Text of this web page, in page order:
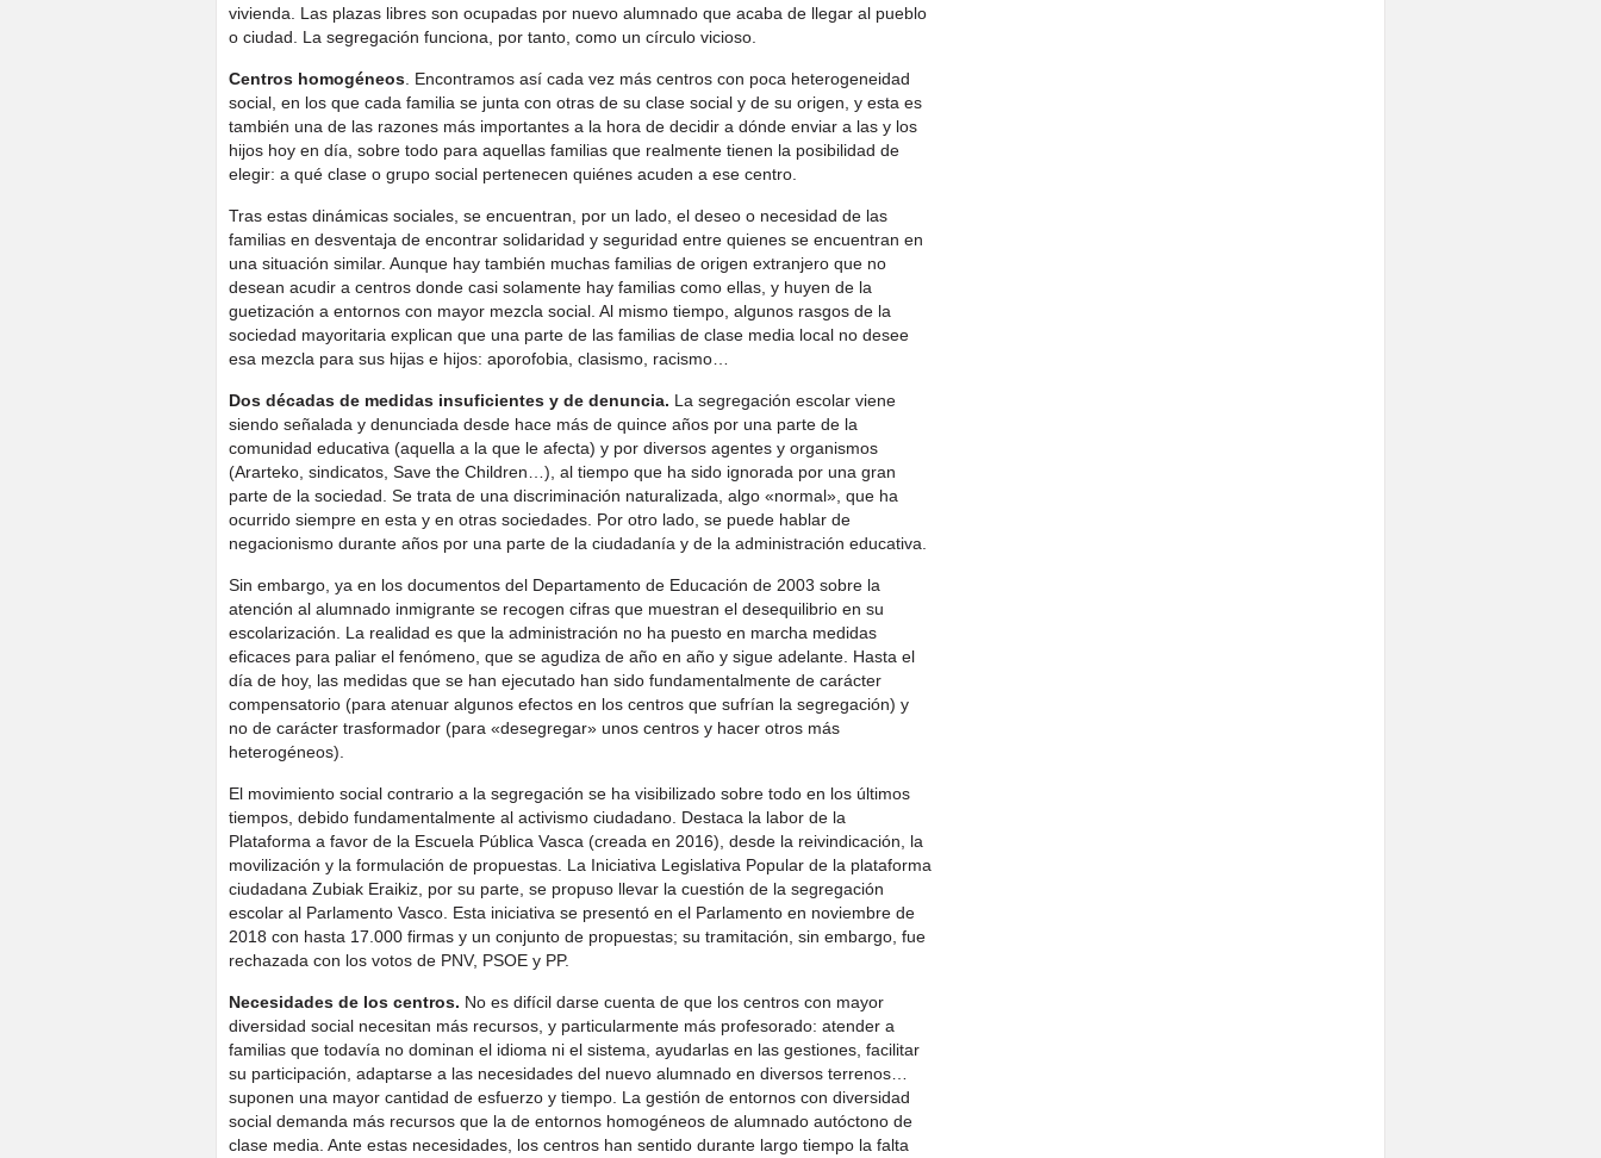
vivienda. Las plazas libres son ocupadas por nuevo alumnado que acaba de llegar al pueblo
o ciudad. La segregación funciona, por tanto, como un círculo vicioso.
Centros homogéneos . Encontramos así cada vez más centros con poca heterogeneidad
social, en los que cada familia se junta con otras de su clase social y de su origen, y esta es
también una de las razones más importantes a la hora de decidir a dónde enviar a las y los
hijos hoy en día, sobre todo para aquellas familias que realmente tienen la posibilidad de
elegir: a qué clase o grupo social pertenecen quiénes acuden a ese centro.
Tras estas dinámicas sociales, se encuentran, por un lado, el deseo o necesidad de las
familias en desventaja de encontrar solidaridad y seguridad entre quienes se encuentran en
una situación similar. Aunque hay también muchas familias de origen extranjero que no
desean acudir a centros donde casi solamente hay familias como ellas, y huyen de la
guetización a entornos con mayor mezcla social. Al mismo tiempo, algunos rasgos de la
sociedad mayoritaria explican que una parte de las familias de clase media local no desee
esa mezcla para sus hijas e hijos: aporofobia, clasismo, racismo…
Dos décadas de medidas insuficientes y de denuncia. La segregación escolar viene
siendo señalada y denunciada desde hace más de quince años por una parte de la
comunidad educativa (aquella a la que le afecta) y por diversos agentes y organismos
(Ararteko, sindicatos, Save the Children…), al tiempo que ha sido ignorada por una gran
parte de la sociedad. Se trata de una discriminación naturalizada, algo «normal», que ha
ocurrido siempre en esta y en otras sociedades. Por otro lado, se puede hablar de
negacionismo durante años por una parte de la ciudadanía y de la administración educativa.
Sin embargo, ya en los documentos del Departamento de Educación de 2003 sobre la
atención al alumnado inmigrante se recogen cifras que muestran el desequilibrio en su
escolarización. La realidad es que la administración no ha puesto en marcha medidas
eficaces para paliar el fenómeno, que se agudiza de año en año y sigue adelante. Hasta el
día de hoy, las medidas que se han ejecutado han sido fundamentalmente de carácter
compensatorio (para atenuar algunos efectos en los centros que sufrían la segregación) y
no de carácter trasformador (para «desegregar» unos centros y hacer otros más
heterogéneos).
El movimiento social contrario a la segregación se ha visibilizado sobre todo en los últimos
tiempos, debido fundamentalmente al activismo ciudadano. Destaca la labor de la
Plataforma a favor de la Escuela Pública Vasca (creada en 2016), desde la reivindicación, la
movilización y la formulación de propuestas. La Iniciativa Legislativa Popular de la plataforma
ciudadana Zubiak Eraikiz, por su parte, se propuso llevar la cuestión de la segregación
escolar al Parlamento Vasco. Esta iniciativa se presentó en el Parlamento en noviembre de
2018 con hasta 17.000 firmas y un conjunto de propuestas; su tramitación, sin embargo, fue
rechazada con los votos de PNV, PSOE y PP.
Necesidades de los centros. No es difícil darse cuenta de que los centros con mayor
diversidad social necesitan más recursos, y particularmente más profesorado: atender a
familias que todavía no dominan el idioma ni el sistema, ayudarlas en las gestiones, facilitar
su participación, adaptarse a las necesidades del nuevo alumnado en diversos terrenos…
suponen una mayor cantidad de esfuerzo y tiempo. La gestión de entornos con diversidad
social demanda más recursos que la de entornos homogéneos de alumnado autóctono de
clase media. Ante estas necesidades, los centros han sentido durante largo tiempo la falta